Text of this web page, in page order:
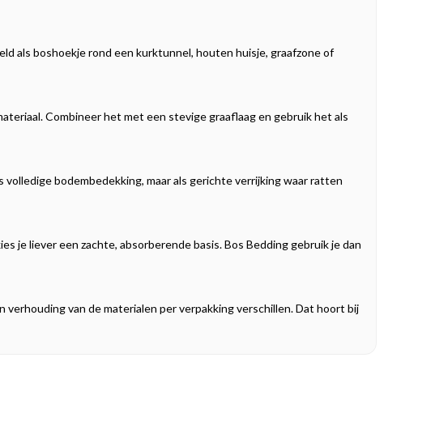
als boshoekje rond een kurktunnel, houten huisje, graafzone of
Combineer het met een stevige graaflaag en gebruik het als
bodembedekking, maar als gerichte verrijking waar ratten
je liever een zachte, absorberende basis. Bos Bedding gebruik je dan
van de materialen per verpakking verschillen. Dat hoort bij